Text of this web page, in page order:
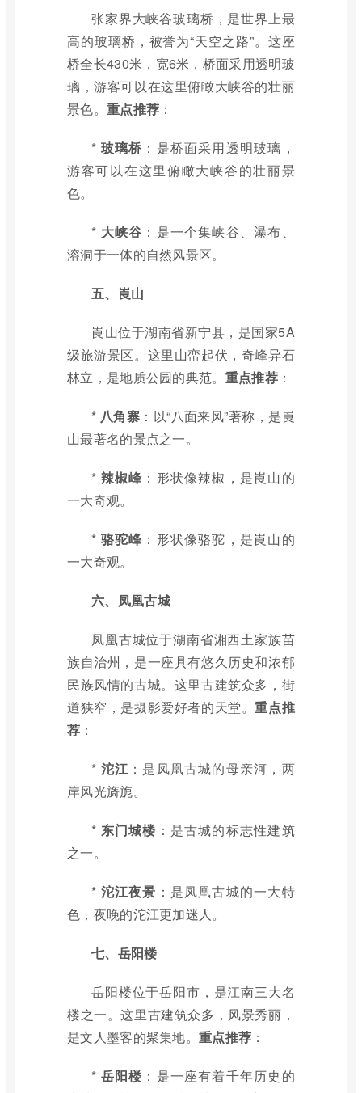
张家界大峡谷玻璃桥，是世界上最
高的玻璃桥，被誉为“天空之路”。这座
桥全长430米，宽6米，桥面采用透明玻
璃，游客可以在这里俯瞰大峡谷的壮丽
景色。 重点推荐 ：
* 玻璃桥 ：是桥面采用透明玻璃，
游客可以在这里俯瞰大峡谷的壮丽景
色。
* 大峡谷 ：是一个集峡谷、瀑布、
溶洞于一体的自然风景区。
五、崀山
崀山位于湖南省新宁县，是国家5A
级旅游景区。这里山峦起伏，奇峰异石
林立，是地质公园的典范。 重点推荐：
* 八角寨 ：以“八面来风”著称，是崀
山最著名的景点之一。
* 辣椒峰 ：形状像辣椒，是崀山的
一大奇观。
* 骆驼峰 ：形状像骆驼，是崀山的
一大奇观。
六、凤凰古城
凤凰古城位于湖南省湘西土家族苗
族自治州，是一座具有悠久历史和浓郁
民族风情的古城。这里古建筑众多，街
道狭窄，是摄影爱好者的天堂。重点推
荐 ：
* 沱江 ：是凤凰古城的母亲河，两
岸风光旖旎。
* 东门城楼 ：是古城的标志性建筑
之一。
* 沱江夜景 ：是凤凰古城的一大特
色，夜晚的沱江更加迷人。
七、岳阳楼
岳阳楼位于岳阳市，是江南三大名
楼之一。这里古建筑众多，风景秀丽，
是文人墨客的聚集地。重点推荐 ：
* 岳阳楼 ：是一座有着千年历史的